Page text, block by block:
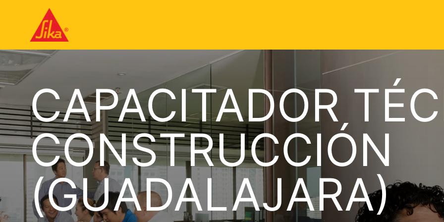
CAPACITADOR
CONSTRUCCIÓN
(GUADALAJARA)